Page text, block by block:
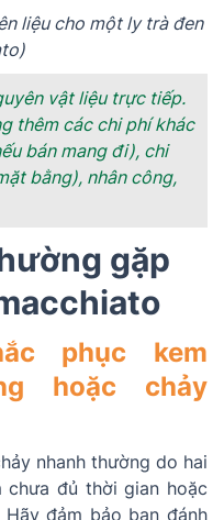
liệu cho một ly trà đen
vật liệu trực tiếp.
thêm các chi phí khác
bán mang đi), chi
bằng), nhân công,
gặp
phục kem
hoặc chảy
nhanh thường do hai
chưa đủ thời gian hoặc
đảm bảo bạn đánh